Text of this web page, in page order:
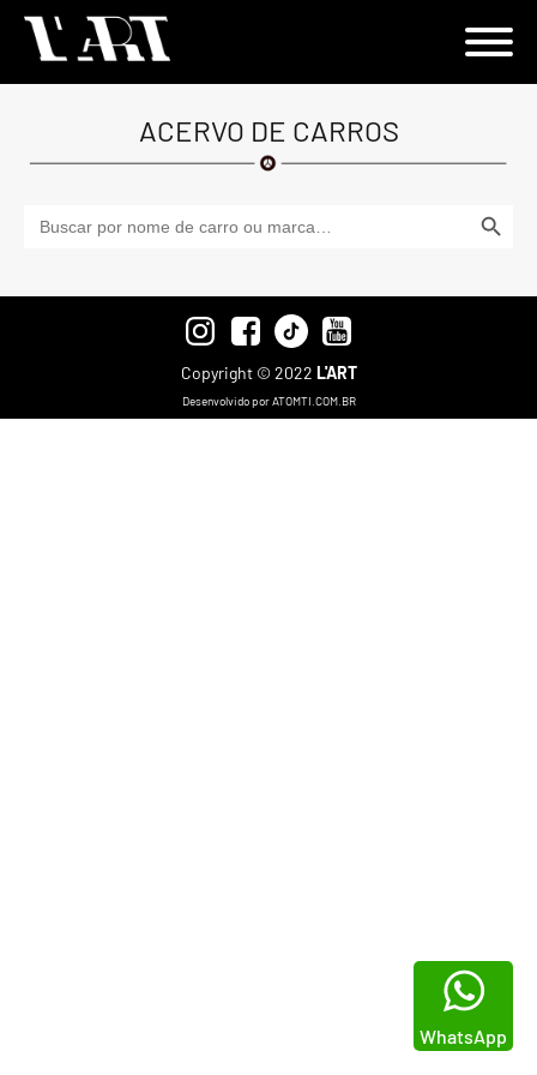
ACERVO DE CARROS
for:
Copyright © 2022 L'ART
Desenvolvido por ATOMTI.COM.BR
WhatsApp